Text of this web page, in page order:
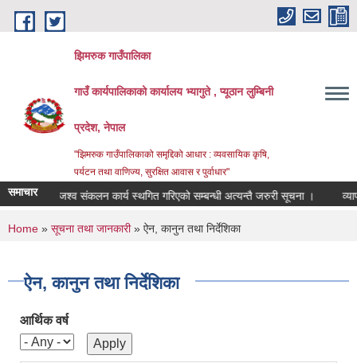
Skip to main content
झिमरुक गाउँपालिका
गाउँ कार्यपालिकाको कार्यालय भ्यागुते , प्यूठान लुम्बिनी
प्रदेश, नेपाल
"झिमरुक गाउँपालिकाको समृद्दिको आधार : व्यवसायिक कृषि,
पर्यटन तथा वाणिज्य, सुरक्षित आवास र पुर्वाधार"
समाचारराजश्व संकलन कार्य स्थगित गरिएको सम्बन्धी अत्यन्तै जरुरी सूचना । व्यापार
You are here
Home » सूचना तथा जानकारी» ऐन, कानुन तथा निर्देशिका
ऐन, कानुन तथा निर्देशिका
आर्थिक वर्ष